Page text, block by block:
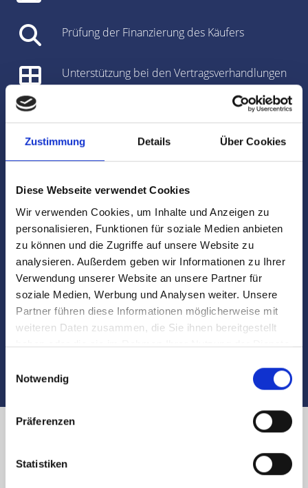
Zustimmung Details Über Cookies
Diese Webseite verwendet Cookies
Wir verwenden Cookies, um Inhalte und Anzeigen zu
personalisieren, Funktionen für soziale Medien anbieten
zu können und die Zugriffe auf unsere Website zu
analysieren. Außerdem geben wir Informationen zu Ihrer
Verwendung unserer Website an unsere Partner für
soziale Medien, Werbung und Analysen weiter. Unsere
Partner führen diese Informationen möglicherweise mit
weiteren Daten zusammen, die Sie ihnen bereitgestellt
haben oder die sie im Rahmen Ihrer Nutzung der Dienste
Notwendig
Präferenzen
Statistiken
Prüfung der Finanzierung des Käufers
Unterstützung bei den Vertragsverhandlungen
Vorbereitung des Kaufvertrages/Mietvertrages
Besichtigungen
Begleitung und Unterstützung bei der Objekt-
Übergabe
Auch nach dem Verkauf sind wir für Sie da
Immobilienverkauf in Nürnberg